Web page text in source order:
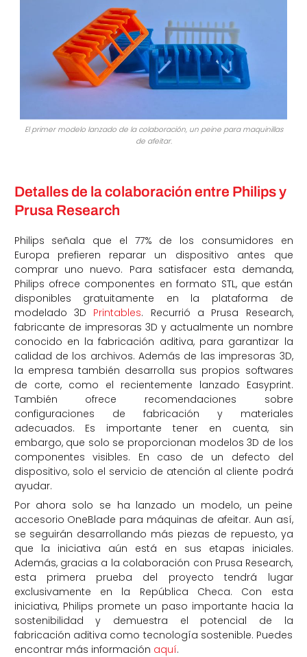
El primer modelo lanzado de la colaboración, un peine para maquinillas
de afeitar.
Detalles de la colaboración entre Philips y
Prusa Research
Philips señala que el 77% de los consumidores en
Europa prefieren reparar un dispositivo antes que
comprar uno nuevo. Para satisfacer esta demanda,
Philips ofrece componentes en formato STL, que están
disponibles gratuitamente en la plataforma de
modelado 3D Printables. Recurrió a Prusa Research,
fabricante de impresoras 3D y actualmente un nombre
conocido en la fabricación aditiva, para garantizar la
calidad de los archivos. Además de las impresoras 3D,
la empresa también desarrolla sus propios softwares
de corte, como el recientemente lanzado Easyprint.
También ofrece recomendaciones sobre
configuraciones de fabricación y materiales
adecuados. Es importante tener en cuenta, sin
embargo, que solo se proporcionan modelos 3D de los
componentes visibles. En caso de un defecto del
dispositivo, solo el servicio de atención al cliente podrá
ayudar.
Por ahora solo se ha lanzado un modelo, un peine
accesorio OneBlade para máquinas de afeitar. Aun así,
se seguirán desarrollando más piezas de repuesto, ya
que la iniciativa aún está en sus etapas iniciales.
Además, gracias a la colaboración con Prusa Research,
esta primera prueba del proyecto tendrá lugar
exclusivamente en la República Checa. Con esta
iniciativa, Philips promete un paso importante hacia la
sostenibilidad y demuestra el potencial de la
fabricación aditiva como tecnología sostenible. Puedes
encontrar más información aquí.